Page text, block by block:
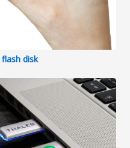
flash disk